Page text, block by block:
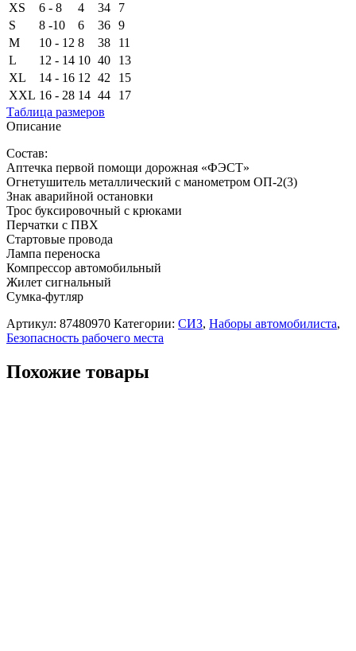
XS
6 - 8 4 34
7
S
8 -10 6 36 9
M
10 - 12 8 38
11
L
12 - 14 10 40
13
XL
14 - 16 12 42
15
XXL 16 - 28 14 44
17
Таблица размеров
Описание
Состав:
Аптечка первой помощи дорожная «ФЭСТ»
Огнетушитель металлический с манометром ОП-2(3)
Знак аварийной остановки
Трос буксировочный с крюками
Перчатки с ПВХ
Стартовые провода
Лампа переноска
Компрессор автомобильный
Жилет сигнальный
Сумка-футляр
Артикул: 87480970 Категории: СИЗ, Наборы автомобилиста,
Безопасность рабочего места
Похожие товары